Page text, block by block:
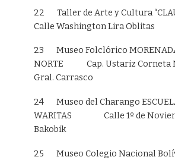
22 Taller de Arte y Cultura
Calle Washington Lira Oblitas
23 Museo Folclórico
NORTE Cap. Ustariz Corneta
Gral. Carrasco
24 Museo del Charango
WARITAS Calle 1º de
Bakobik
25 Museo Colegio Nacional